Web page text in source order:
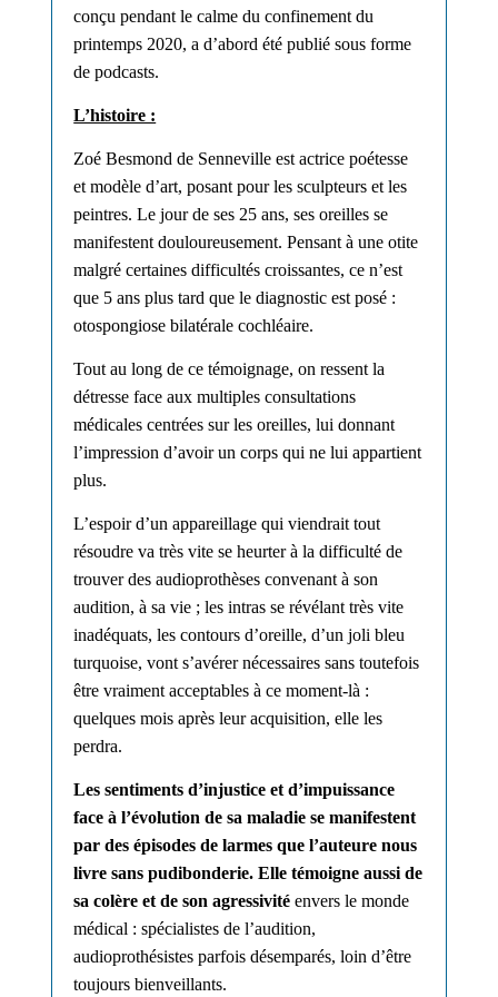
conçu pendant le calme du confinement du
printemps 2020, a d’abord été publié sous forme
de podcasts.
L’histoire :
Zoé Besmond de Senneville est actrice poétesse
et modèle d’art, posant pour les sculpteurs et les
peintres.Le jour de ses 25 ans, ses oreilles se
manifestent douloureusement. Pensant à une otite
malgré certaines difficultés croissantes, ce n’est
que 5 ans plus tard que le diagnostic est posé :
otospongiose bilatérale cochléaire.
Tout au long de ce témoignage, on ressent la
détresse face aux multiples consultations
médicales centrées sur les oreilles, lui donnant
l’impression d’avoir un corps qui ne lui appartient
plus.
L’espoir d’un appareillage qui viendrait tout
résoudre va très vite se heurter à la difficulté de
trouverdes audioprothèses convenant à son
audition, à sa vie ; les intras se révélant très vite
inadéquats, les contours d’oreille, d’un joli bleu
turquoise, vont s’avérer nécessaires sans toutefois
être vraiment acceptables à ce moment-là :
quelques mois après leur acquisition, elle les
perdra.
Les sentiments d’injusticeet d’impuissance
face à l’évolution de sa maladiese manifestent
par des épisodes de larmes que l’auteure nous
livre sans pudibonderie.Elle témoigne aussi de
sa colère et de son agressivitéenvers le monde
médical :spécialistesde l’audition,
audioprothésistesparfois désemparés, loin d’être
toujours bienveillants.